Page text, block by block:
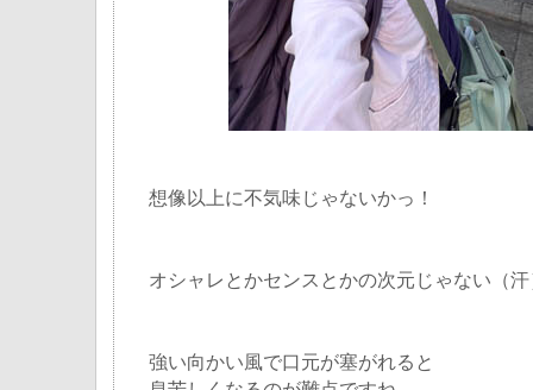
想像以上に不気味じゃないかっ！
オシャレとかセンスとかの次元じゃない（
強い向かい風で口元が塞がれると